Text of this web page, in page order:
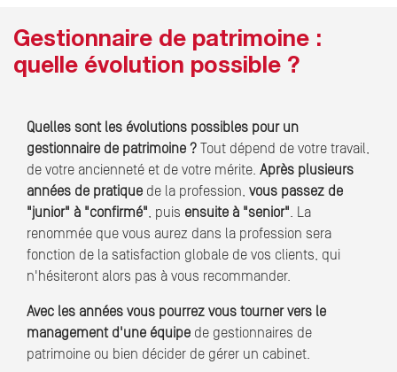
Gestionnaire de patrimoine :
quelle évolution possible ?
Quelles sont les évolutions possibles pour un
gestionnaire de patrimoine ? Tout dépend de votre travail,
de votre ancienneté et de votre mérite. Après plusieurs
années de pratique de la profession, vous passez de
"junior" à "confirmé", puis ensuite à "senior". La
renommée que vous aurez dans la profession sera
fonction de la satisfaction globale de vos clients, qui
n'hésiteront alors pas à vous recommander.
Avec les années vous pourrez vous tourner vers le
management d'une équipe de gestionnaires de
patrimoine ou bien décider de gérer un cabinet.